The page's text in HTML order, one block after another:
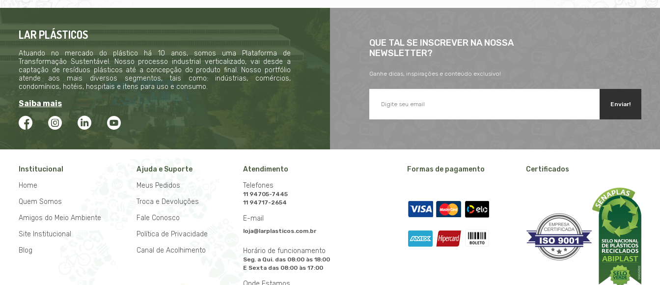
LAR PLÁSTICOS
Atuando no mercado do plástico há 10 anos, somos uma Plataforma de
Transformação Sustentável. Nosso processo industrial verticalizado, vai desde a
captação de resíduos plásticos até a concepção do produto final. Nosso portfólio
atende aos mais diversos segmentos, tais como: indústrias, comércios,
condomínios, hotéis, hospitais e itens para uso e consumo.
Saiba mais
QUE TAL SE INSCREVER NA NOSSA
NEWSLETTER?
Ganhe dicas, inspirações e conteúdo exclusivo!
Enviar!
Institucional
Home
Quem Somos
Amigos do Meio Ambiente
Site Institucional
Blog
Ajuda e Suporte
Meus Pedidos
Troca e Devoluções
Fale Conosco
Política de Privacidade
Canal de Acolhimento
Atendimento
Telefones
11 94705-7445
11 94717-2654
E-mail
loja@larplasticos.com.br
Horário de funcionamento
Seg. a Qui. das 08:00 às 18:00
E Sexta das 08:00 às 17:00
Formas de pagamento Certificados